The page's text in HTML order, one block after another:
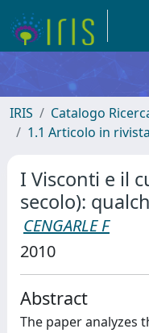
IRIS Catalogo
1.1 Articolo in rivista
I Visconti e il
secolo):
CENGARLE F
2010
Abstract
The paper analyzes